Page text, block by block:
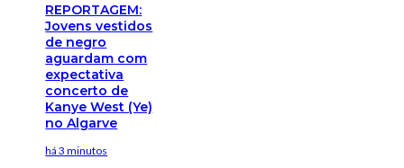
REPORTAGEM:
Jovens vestidos
de negro
aguardam com
expectativa
concerto de
Kanye West (Ye)
no Algarve
há 3 minutos